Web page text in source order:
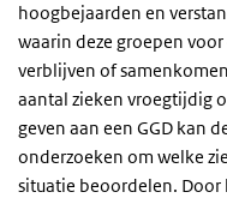
hoogbejaarden en
waarin deze groepen
verblijven of
aantal zieken vroegtijdig
geven aan een GGD kan
onderzoeken om welke
situatie beoordelen.